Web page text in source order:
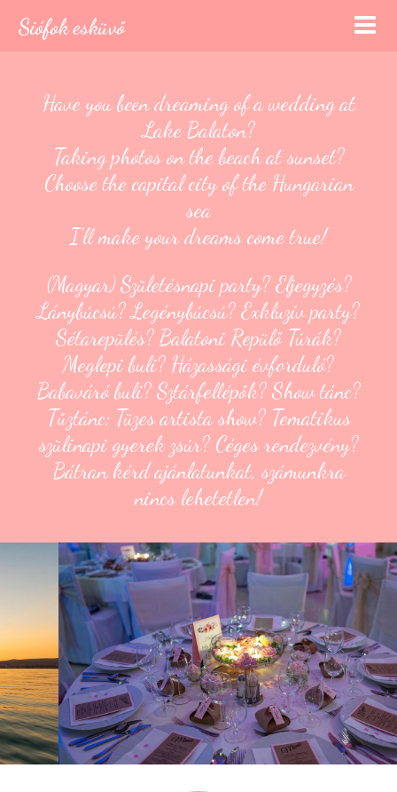
Siófok esküvő
Have you been dreaming of a wedding at
Lake Balaton?
Taking photos on the beach at sunset?
Choose the capital city of the Hungarian
sea
I'll make your dreams come true!
(Magyar) Születésnapi party? Eljegyzés?
Lánybúcsú? Legénybúcsú? Exkluzív party?
Sétarepülés? Balatoni Repülő Túrák?
Meglepi buli? Házassági évforduló?
Babaváró buli? Sztárfellépők? Show tánc?
Tűztánc; Tüzes artista show? Tematikus
szülinapi gyerek zsúr? Céges rendezvény?
Bátran kérd ajánlatunkat, számunkra
nincs lehetetlen!